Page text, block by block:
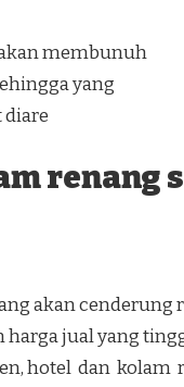
membunuh
yang
diare
renang
akan cenderung
jual yang
hotel dan kolam